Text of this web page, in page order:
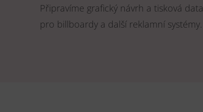
Připravíme grafický návrh a tisková data
pro billboardy a další reklamní systémy.